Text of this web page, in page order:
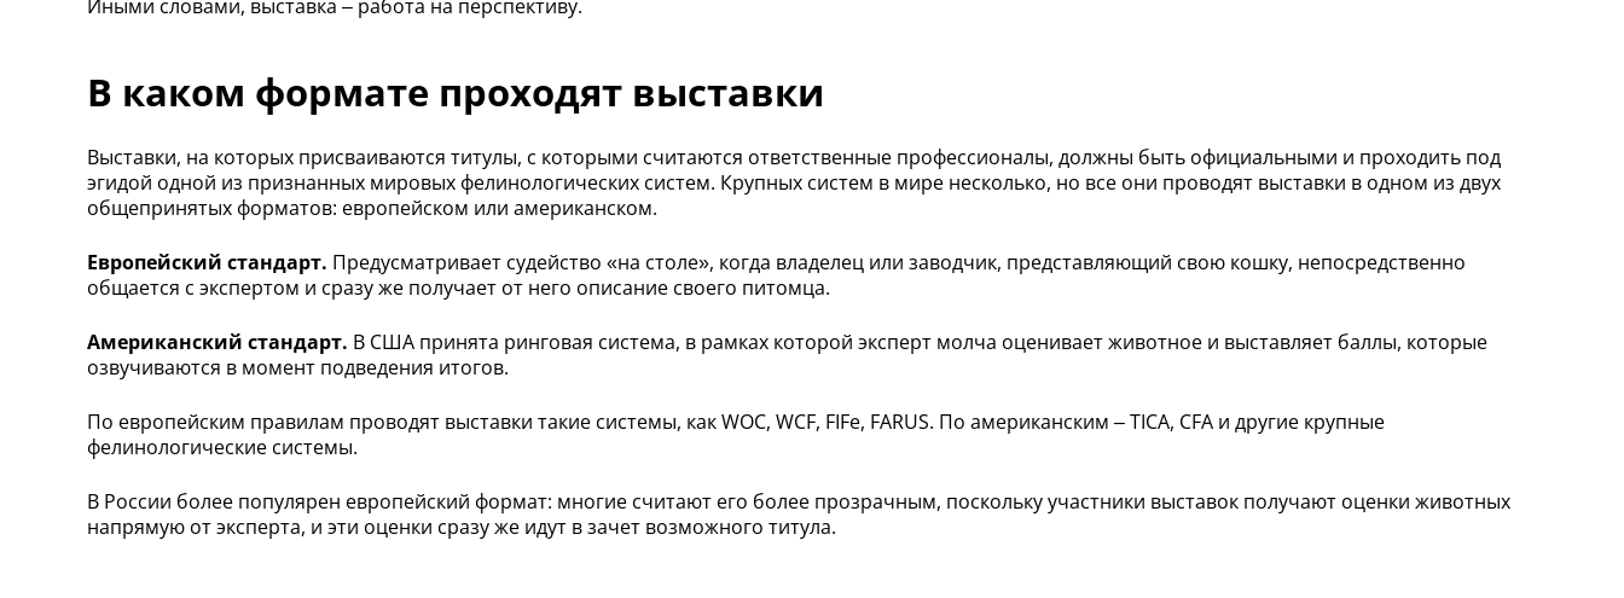
Иными словами, выставка – работа на перспективу.
В каком формате проходят выставки
Выставки, на которых присваиваются титулы, с которыми считаются ответственные профессионалы, должны быть официальными и проходить под
эгидой одной из признанных мировых фелинологических систем. Крупных систем в мире несколько, но все они проводят выставки в одном из двух
общепринятых форматов: европейском или американском.
Европейский стандарт. Предусматривает судейство «на столе», когда владелец или заводчик, представляющий свою кошку, непосредственно
общается с экспертом и сразу же получает от него описание своего питомца.
Американский стандарт. В США принята ринговая система, в рамках которой эксперт молча оценивает животное и выставляет баллы, которые
озвучиваются в момент подведения итогов.
По европейским правилам проводят выставки такие системы, как WOC, WCF, FIFe, FARUS. По американским – TICA, CFA и другие крупные
фелинологические системы.
В России более популярен европейский формат: многие считают его более прозрачным, поскольку участники выставок получают оценки животных
напрямую от эксперта, и эти оценки сразу же идут в зачет возможного титула.